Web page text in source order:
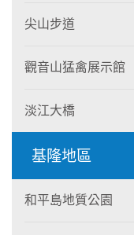
尖山步道
觀音山猛禽展示館
淡江大橋
基隆地區
和平島地質公園